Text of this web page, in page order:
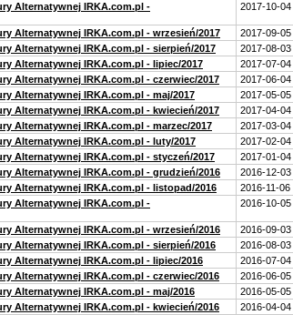
Alternatywnej IRKA.com.pl -
2017-10-04
Alternatywnej IRKA.com.pl - wrzesień/2017
2017-09-05
Alternatywnej IRKA.com.pl - sierpień/2017
2017-08-03
Alternatywnej IRKA.com.pl - lipiec/2017
2017-07-04
Alternatywnej IRKA.com.pl - czerwiec/2017
2017-06-04
Alternatywnej IRKA.com.pl - maj/2017
2017-05-05
Alternatywnej IRKA.com.pl - kwiecień/2017
2017-04-04
Alternatywnej IRKA.com.pl - marzec/2017
2017-03-04
Alternatywnej IRKA.com.pl - luty/2017
2017-02-04
Alternatywnej IRKA.com.pl - styczeń/2017
2017-01-04
Alternatywnej IRKA.com.pl - grudzień/2016
2016-12-03
Alternatywnej IRKA.com.pl - listopad/2016
2016-11-06
Alternatywnej IRKA.com.pl -
2016-10-05
Alternatywnej IRKA.com.pl - wrzesień/2016
2016-09-03
Alternatywnej IRKA.com.pl - sierpień/2016
2016-08-03
Alternatywnej IRKA.com.pl - lipiec/2016
2016-07-04
Alternatywnej IRKA.com.pl - czerwiec/2016
2016-06-05
Alternatywnej IRKA.com.pl - maj/2016
2016-05-05
Alternatywnej IRKA.com.pl - kwiecień/2016
2016-04-04